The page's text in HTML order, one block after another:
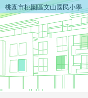
桃園市桃園區文山國民小學